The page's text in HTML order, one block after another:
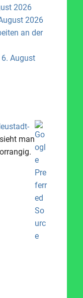
2026
2026
an der
August
man